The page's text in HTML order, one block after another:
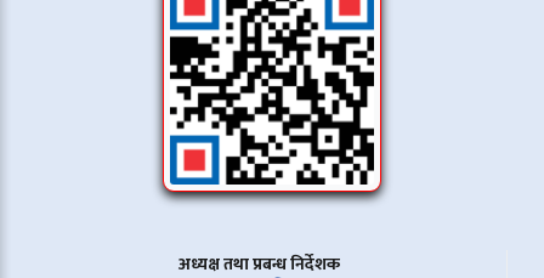
अध्यक्ष तथा प्रबन्ध निर्देशक